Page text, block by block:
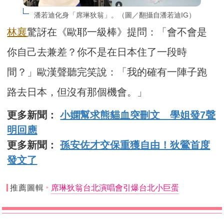
潘若迪化身「席琳狄翁」。（圖／翻攝自潘若迪IG）
林襄驚訝在《歐耶一級棒》提問：「會不會是
你自己去兼差？你不是在日本住了一段時
間？」歐漢聲聽完笑說：「我的確有一陣子跑
路去日本，但沒有那個機會。」
更多新聞：小嫻幫求熊貓血突刪文 學姐發7聲
明回應
更多新聞：孫安佐才交保重獲自由！狄鶯首度
發文了
推薦圖輯 席琳狄翁台北演唱會引爆台北小巨蛋